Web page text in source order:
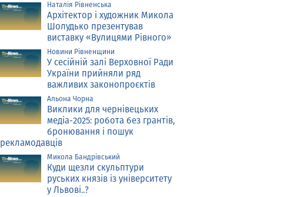
Наталія Рівненська
Архітектор і художник Микола
Шолудько презентував
виставку «Вулицями Рівного»
Новини Рівненщини
У сесійній залі Верховної Ради
України прийняли ряд
важливих законопроєктів
Альона Чорна
Виклики для чернівецьких
медіа-2025: робота без грантів,
бронювання і пошук
рекламодавців
Микола Бандрівський
Куди щезли скульптури
руських князів із університету
у Львові..?